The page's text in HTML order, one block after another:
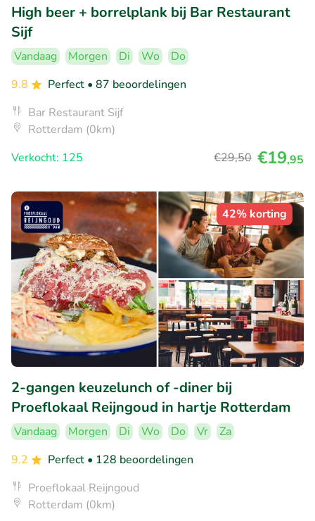
High beer + borrelplank bij Bar Restaurant
Sijf
Vandaag Morgen Di Wo
Do
9.8
Perfect • 87 beoordelingen
Bar Restaurant Sijf
Rotterdam (0km)
Verkocht: 125
€29,50 €19,95
42% korting
2-gangen keuzelunch of -diner bij
Proeflokaal Reijngoud in hartje Rotterdam
Vandaag Morgen Di Wo Do Vr
Za
9.2
Perfect • 128 beoordelingen
Proeflokaal Reijngoud
Rotterdam (0km)